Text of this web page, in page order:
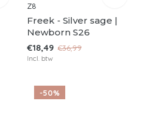
Z8
Freek - Silver sage |
Newborn S26
€18,49 €36,99
Incl. btw
-50%